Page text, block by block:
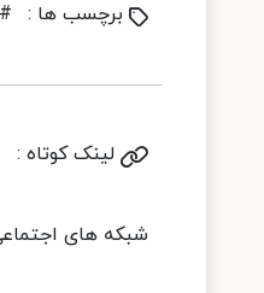
برچسب ها : #
لینک کوتاه :
شبکه های